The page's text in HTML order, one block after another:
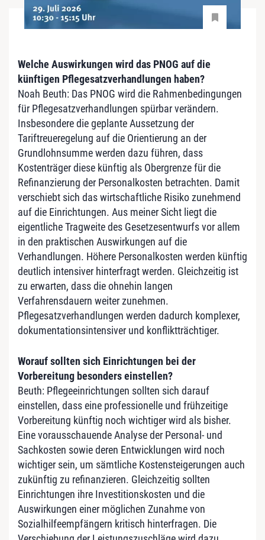
Welche Auswirkungen wird das PNOG auf die
künftigen Pflegesatzverhandlungen haben?
Noah Beuth: Das PNOG wird die Rahmenbedingungen
für Pflegesatzverhandlungen spürbar verändern.
Insbesondere die geplante Aussetzung der
Tariftreueregelung auf die Orientierung an der
Grundlohnsumme werden dazu führen, dass
Kostenträger diese künftig als Obergrenze für die
Refinanzierung der Personalkosten betrachten. Damit
verschiebt sich das wirtschaftliche Risiko zunehmend
auf die Einrichtungen. Aus meiner Sicht liegt die
eigentliche Tragweite des Gesetzesentwurfs vor allem
in den praktischen Auswirkungen auf die
Verhandlungen. Höhere Personalkosten werden künftig
deutlich intensiver hinterfragt werden. Gleichzeitig ist
zu erwarten, dass die ohnehin langen
Verfahrensdauern weiter zunehmen.
Pflegesatzverhandlungen werden dadurch komplexer,
dokumentationsintensiver und konfliktträchtiger.
Worauf sollten sich Einrichtungen bei der
Vorbereitung besonders einstellen?
Beuth: Pflegeeinrichtungen sollten sich darauf
einstellen, dass eine professionelle und frühzeitige
Vorbereitung künftig noch wichtiger wird als bisher.
Eine vorausschauende Analyse der Personal- und
Sachkosten sowie deren Entwicklungen wird noch
wichtiger sein, um sämtliche Kostensteigerungen auch
zukünftig zu refinanzieren. Gleichzeitig sollten
Einrichtungen ihre Investitionskosten und die
Auswirkungen einer möglichen Zunahme von
Sozialhilfeempfängern kritisch hinterfragen. Die